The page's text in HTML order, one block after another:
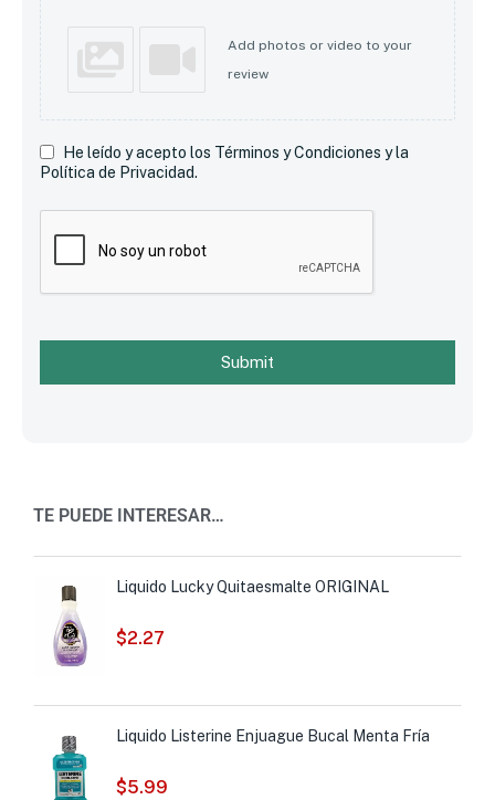
Add photos or video to your
review
He leído y acepto los Términos y Condiciones y la
Política de Privacidad.
Submit
TE PUEDE INTERESAR…
Liquido Lucky Quitaesmalte ORIGINAL
$2.27
Liquido Listerine Enjuague Bucal Menta Fría
$5.99